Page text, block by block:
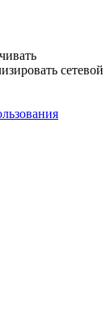
сетевой